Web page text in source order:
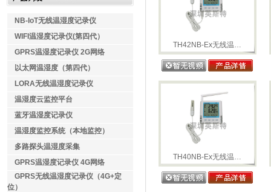
NB-IoT无线温湿度记录仪
WIFI温湿度记录仪(第四代）
GPRS温湿度记录仪 2G网络
以太网温湿度（第四代）
LORA无线温湿度记录仪
温湿度云监控平台
蓝牙温湿度记录仪
温湿度监控系统（本地监控）
多路探头温湿度采集
GPRS温湿度记录仪 4G网络
GPRS无线温湿度记录仪（4G+定
位）
TH42NB-Ex无线温…
TH40NB-Ex无线温…